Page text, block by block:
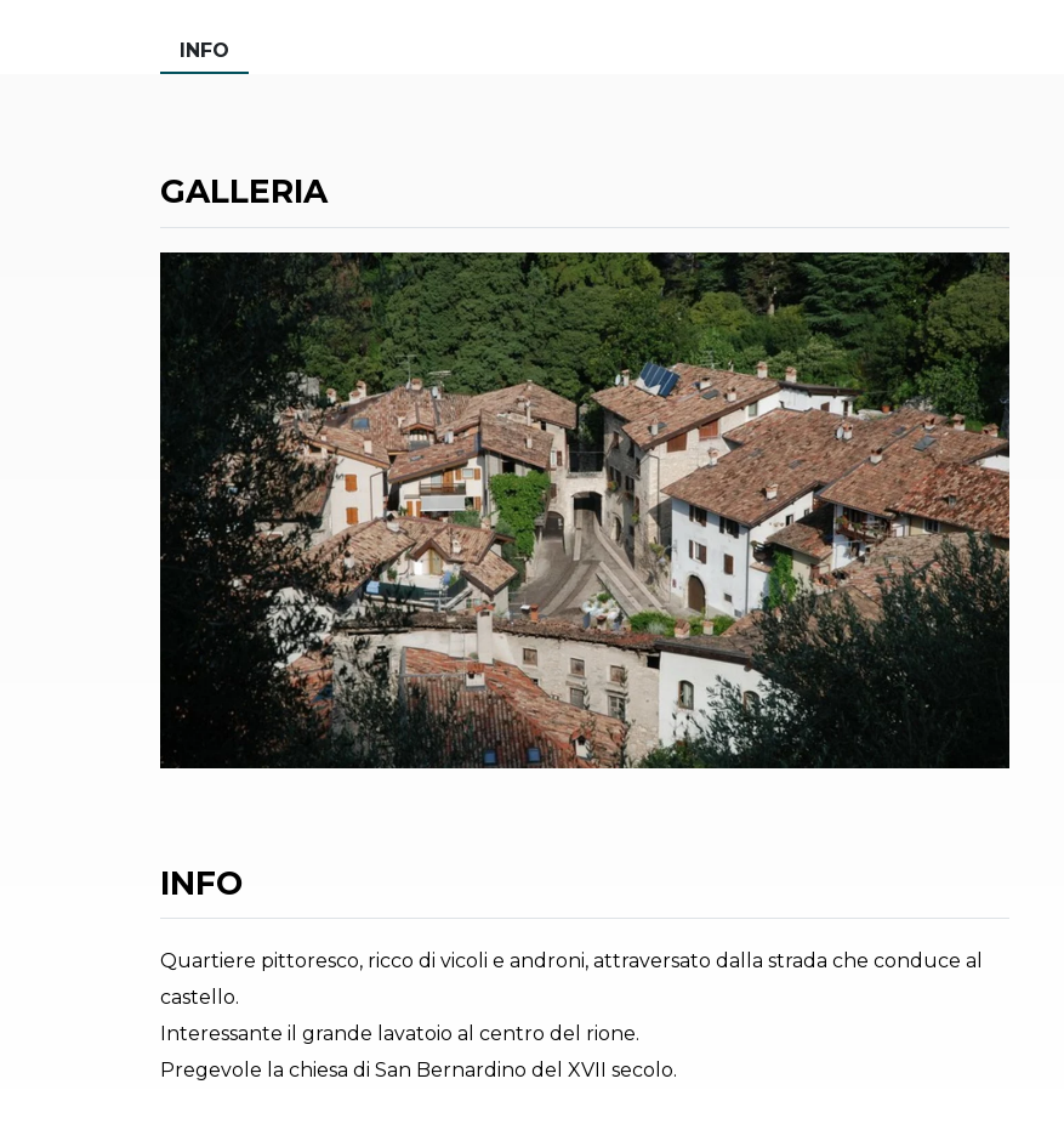
INFO
GALLERIA
INFO
Quartiere pittoresco, ricco di vicoli e androni, attraversato dalla strada che conduce al
castello.
Interessante il grande lavatoio al centro del rione.
Pregevole la chiesa di San Bernardino del XVII secolo.